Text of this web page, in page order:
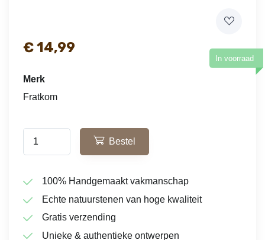
€14,99
In voorraad
Merk
Fratkom
Bestel
100% Handgemaakt vakmanschap
Echte natuurstenen van hoge kwaliteit
Gratis verzending
Unieke & authentieke ontwerpen